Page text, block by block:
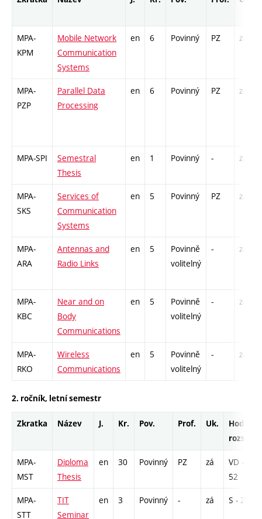
MPA-
KPM
Mobile Network
Communication
Systems
en 6 Povinný PZ zá,zk
MPA-
PZP
Parallel Data
Processing
en 6 Povinný PZ zá,zk
MPA-SPI
Semestral
Thesis
en 1 Povinný - zá
MPA-
SKS
Services of
Communication
Systems
en 5 Povinný PZ zá,zk
MPA-
ARA
Antennas and
Radio Links
en 5
Povinně
volitelný
- zá,zk
MPA-
KBC
Near and on
Body
Communications
en 5
Povinně
volitelný
- zá,zk
MPA-
RKO
Wireless
Communications
en 5
Povinně
volitelný
- zá,zk
2. ročník, letní semestr
Zkratka Název J. Kr. Pov. Prof. Uk.
Hod.
rozsah
MPA-
MST
Diploma
Thesis
en 30 Povinný PZ zá
VD -
52
MPA-
STT
TIT
Seminar
en 3 Povinný - zá S - 26